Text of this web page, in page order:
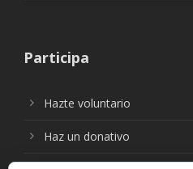
Participa
Hazte voluntario
Haz un donativo